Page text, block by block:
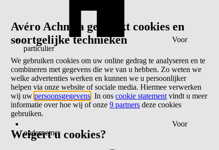
Voor
particulier
Voor
ondernemer
Avéro Achmea gebruikt cookies en
soortgelijke technieken
We gebruiken cookies om uw online gedrag te analyseren en te
combineren met gegevens die we van u hebben. Zo weten we
welke advertenties werken en kunnen we u persoonlijker
helpen via onze website of sociale media. Hiermee verwerken
wij uwpersoonsgegevens . In onscookie statement vindt u meer
informatie over hoe wij of onze9 partners deze cookies
gebruiken.
Weigert u cookies?